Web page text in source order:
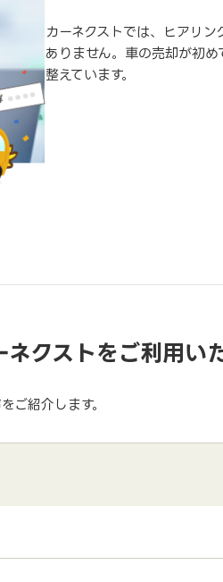
カーネクストでは、ヒアリ
ありません。車の売却が初
整えています。
クストをご利用い
ご紹介します。